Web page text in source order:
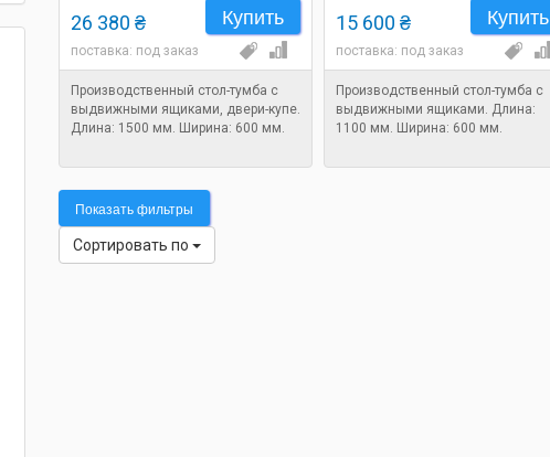
Купить
26 380 ₴
поставка: под заказ
Производственный стол-тумба с
выдвижными ящиками, двери-купе.
Длина: 1500 мм. Ширина: 600 мм.
Купить
15 600 ₴
поставка: под заказ
Производственный стол-тумба с
выдвижными ящиками. Длина:
1100 мм. Ширина: 600 мм.
Показать фильтры
Сортировать по